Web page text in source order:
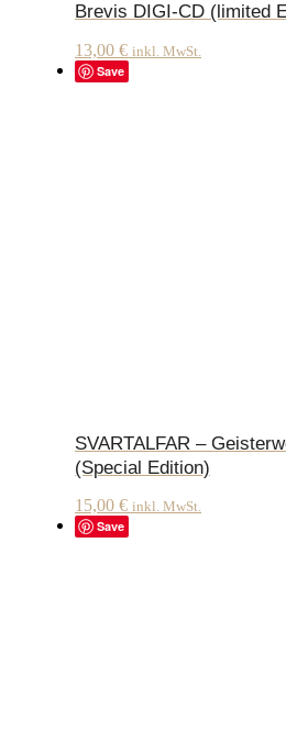
Brevis DIGI-CD (limited
13,00 € inkl. MwSt.
Save
SVARTALFAR –
(Special Edition)
15,00 € inkl. MwSt.
Save